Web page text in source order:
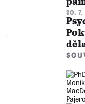
30.